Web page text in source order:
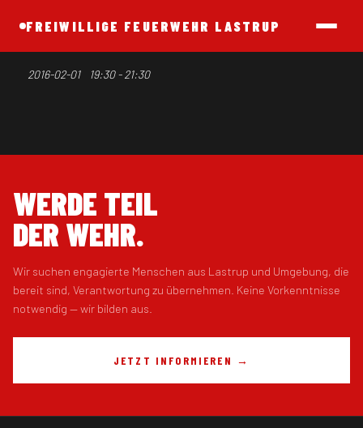
FREIWILLIGE FEUERWEHR LASTRUP
Dienstabend
2016-02-01 19:30 - 21:30
WERDE TEIL
DER WEHR.
Wir suchen engagierte Menschen aus Lastrup und Umgebung, die
bereit sind, Verantwortung zu übernehmen. Keine Vorkenntnisse
notwendig — wir bilden aus.
JETZT INFORMIEREN →